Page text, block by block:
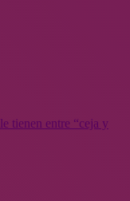
tienen entre “ceja y